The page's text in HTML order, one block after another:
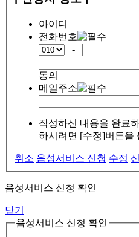
아이디
전화번호
-
동의
메일주소
작성하신 내용을 완료
하시려면 [수정]버튼을
취소 음성서비스 신청 수정
음성서비스 신청 확인
닫기
음성서비스 신청 확인